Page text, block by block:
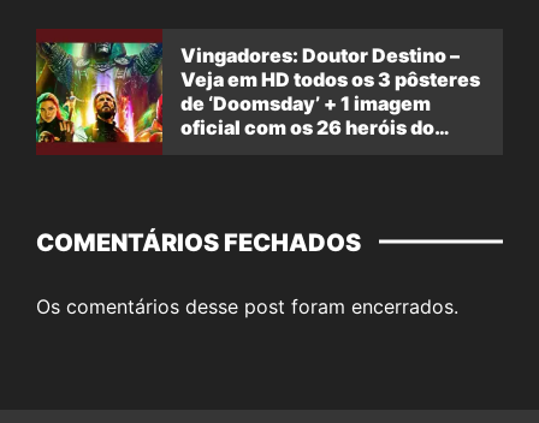
Vingadores: Doutor Destino –
Veja em HD todos os 3 pôsteres
de ‘Doomsday’ + 1 imagem
oficial com os 26 heróis do
COMENTÁRIOS FECHADOS
Os comentários desse post foram encerrados.